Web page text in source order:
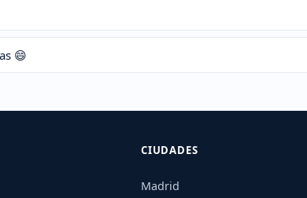
😄
CIUDADES
Madrid